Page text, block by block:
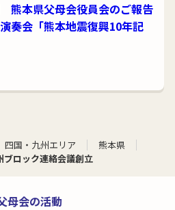
本県父母会役員会のご報告
奏会「熊本地震復興10年記
四国・九州エリア
熊本県
ブロック連絡会議創立
母会の活動